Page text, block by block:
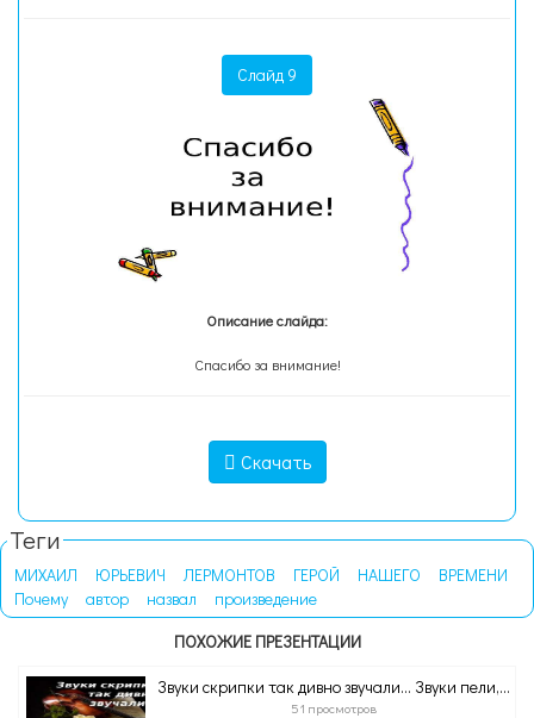
Слайд 9
Описание слайда:
Спасибо за внимание!
Скачать
Теги
МИХАИЛ ЮРЬЕВИЧ ЛЕРМОНТОВ ГЕРОЙ НАШЕГО
ВРЕМЕНИ
Почему
автор назвал
произведение
ПОХОЖИЕ ПРЕЗЕНТАЦИИ
Звуки скрипки так дивно звучали… Звуки пели,...
51 просмотров